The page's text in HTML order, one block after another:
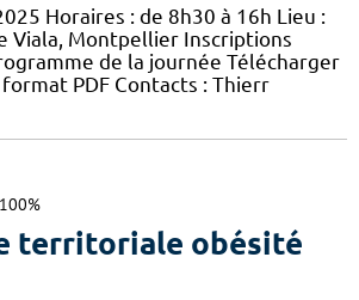
Horaires : de 8h30 à 16h Lieu :
Viala, Montpellier Inscriptions
de la journée Télécharger
PDF Contacts : Thierr
100%
territoriale obésité